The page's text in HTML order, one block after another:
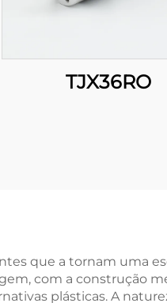
TJX36RO
que a tornam uma
com a construção
plásticas. A